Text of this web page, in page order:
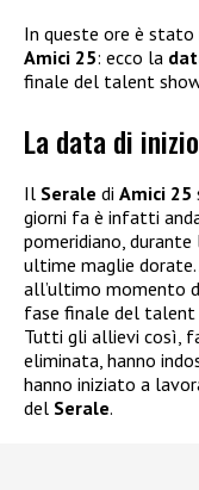
In queste ore è
Amici 25: ecco la
finale del talent
La data di
Il Serale di Amici 25
giorni fa è infatti
pomeridiano,
ultime maglie dorate.
all’ultimo momento
fase finale del talent
Tutti gli allievi così,
eliminata, hanno
hanno iniziato a
del Serale.